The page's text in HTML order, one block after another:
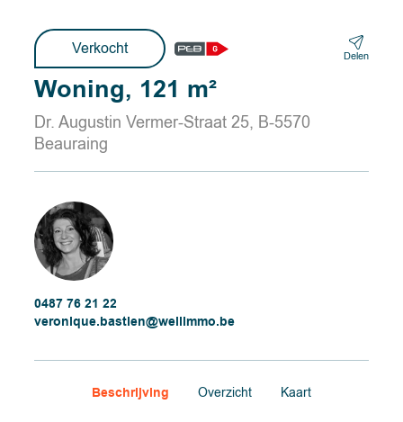
Verkocht Delen
Woning, 121 m²
Dr. Augustin Vermer-Straat 25, B-5570
Beauraing
0487 76 21 22
veronique.bastien@wellimmo.be
Beschrijving Overzicht Kaart